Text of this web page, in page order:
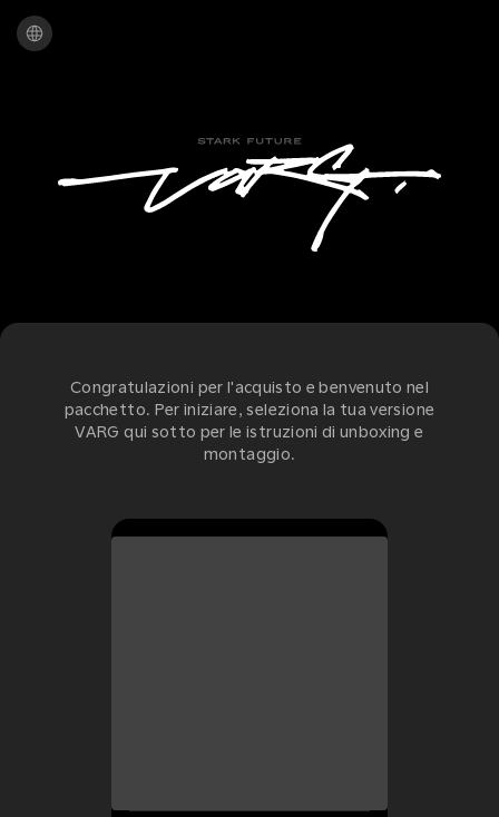
Congratulazioni per l'acquisto e benvenuto nel
pacchetto. Per iniziare, seleziona la tua versione
VARG qui sotto per le istruzioni di unboxing e
montaggio.